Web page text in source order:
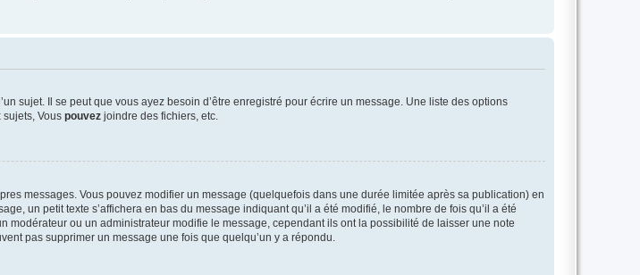
sujet. Il se peut que vous ayez besoin d’être enregistré pour écrire un message. Une liste des options
Vous pouvez joindre des fichiers, etc.
messages. Vous pouvez modifier un message (quelquefois dans une durée limitée après sa publication) en
un petit texte s’affichera en bas du message indiquant qu’il a été modifié, le nombre de fois qu’il a été
modérateur ou un administrateur modifie le message, cependant ils ont la possibilité de laisser une note
pas supprimer un message une fois que quelqu’un y a répondu.